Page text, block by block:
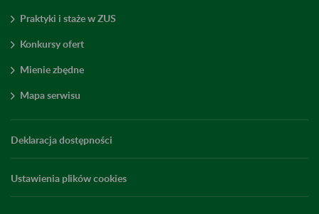
Praktyki i staże w ZUS
Konkursy ofert
Mienie zbędne
Mapa serwisu
Deklaracja dostępności
Ustawienia plików cookies